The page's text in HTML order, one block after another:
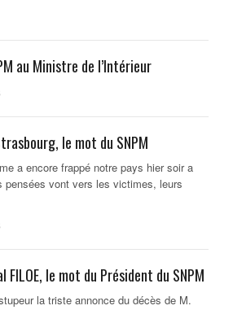
au Ministre de l’Intérieur
le mot du SNPM
a encore frappé notre pays hier soir a
pensées vont vers les victimes, leurs
FILOE, le mot du Président du SNPM
la triste annonce du décès de M.